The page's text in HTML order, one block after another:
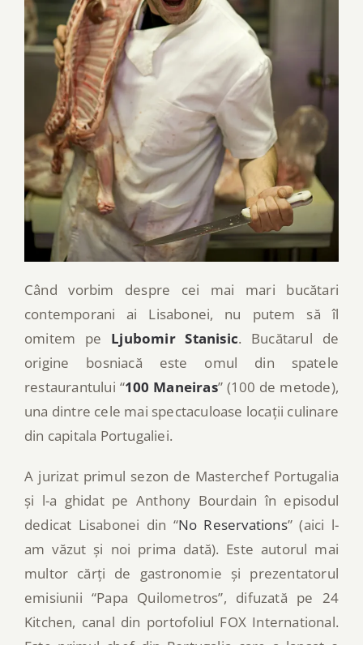
Când vorbim despre cei mai mari bucătari
contemporani ai Lisabonei, nu putem să îl
omitem pe Ljubomir Stanisic. Bucătarul de
origine bosniacă este omul din spatele
restaurantului “100 Maneiras” (100 de metode),
una dintre cele mai spectaculoase locații culinare
din capitala Portugaliei.
A jurizat primul sezon de Masterchef Portugalia
și l-a ghidat pe Anthony Bourdain în episodul
dedicat Lisabonei din “No Reservations” (aici l-
am văzut și noi prima dată). Este autorul mai
multor cărți de gastronomie și prezentatorul
emisiunii “Papa Quilometros”, difuzată pe 24
Kitchen, canal din portofoliul FOX International.